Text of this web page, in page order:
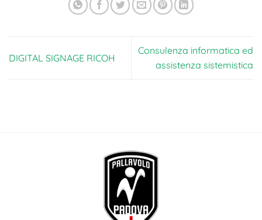
DIGITAL SIGNAGE RICOH
Consulenza informatica ed
assistenza sistemistica